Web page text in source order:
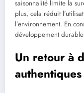
saisonnalité limite la
plus, cela réduit
l’environnement. En
développement
Un retour à
authentiques